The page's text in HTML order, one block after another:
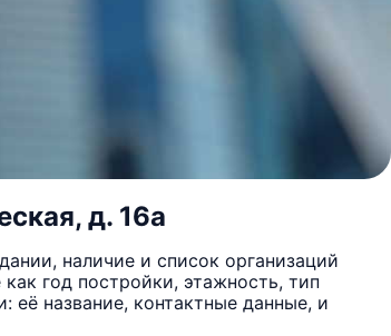
д. 16а
наличие и список организаций
год постройки, этажность, тип
название, контактные данные, и